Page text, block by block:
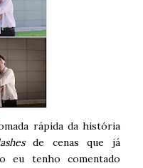
rápida da história
de cenas que já
eu tenho comentado